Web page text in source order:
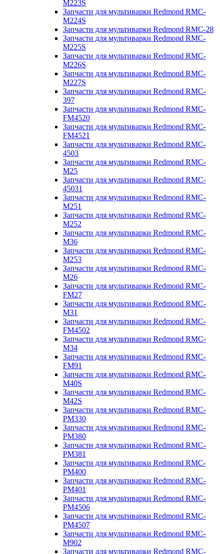
M223S
Запчасти для мультиварки Redmond RMC-
M224S
Запчасти для мультиварки Redmond RMC-28
Запчасти для мультиварки Redmond RMC-
M225S
Запчасти для мультиварки Redmond RMC-
M226S
Запчасти для мультиварки Redmond RMC-
M227S
Запчасти для мультиварки Redmond RMC-
397
Запчасти для мультиварки Redmond RMC-
FM4520
Запчасти для мультиварки Redmond RMC-
FM4521
Запчасти для мультиварки Redmond RMC-
4503
Запчасти для мультиварки Redmond RMC-
M25
Запчасти для мультиварки Redmond RMC-
45031
Запчасти для мультиварки Redmond RMC-
M251
Запчасти для мультиварки Redmond RMC-
M252
Запчасти для мультиварки Redmond RMC-
M36
Запчасти для мультиварки Redmond RMC-
M253
Запчасти для мультиварки Redmond RMC-
M26
Запчасти для мультиварки Redmond RMC-
FM27
Запчасти для мультиварки Redmond RMC-
M31
Запчасти для мультиварки Redmond RMC-
FM4502
Запчасти для мультиварки Redmond RMC-
M34
Запчасти для мультиварки Redmond RMC-
FM91
Запчасти для мультиварки Redmond RMC-
M40S
Запчасти для мультиварки Redmond RMC-
M42S
Запчасти для мультиварки Redmond RMC-
PM330
Запчасти для мультиварки Redmond RMC-
PM380
Запчасти для мультиварки Redmond RMC-
PM381
Запчасти для мультиварки Redmond RMC-
PM400
Запчасти для мультиварки Redmond RMC-
PM401
Запчасти для мультиварки Redmond RMC-
PM4506
Запчасти для мультиварки Redmond RMC-
PM4507
Запчасти для мультиварки Redmond RMC-
M902
Запчасти для мультиварки Redmond RMC-